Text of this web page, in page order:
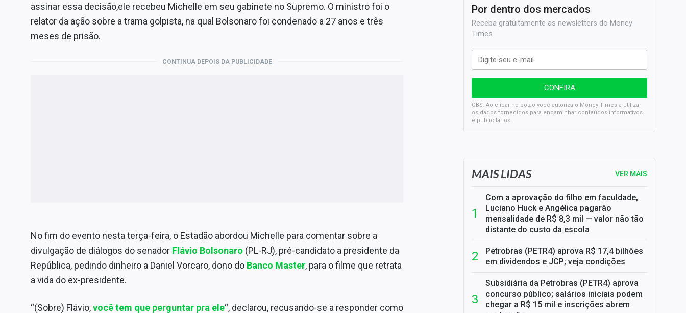
assinar essa decisão,ele recebeu Michelle em seu gabinete no Supremo. O ministro foi o
relator da ação sobre a trama golpista, na qual Bolsonaro foi condenado a 27 anos e três
meses de prisão.
CONTINUA DEPOIS DA PUBLICIDADE
No fim do evento nesta terça-feira, o Estadão abordou Michelle para comentar sobre a
divulgação de diálogos do senador Flávio Bolsonaro (PL-RJ), pré-candidato a presidente da
República, pedindo dinheiro a Daniel Vorcaro, dono do Banco Master, para o filme que retrata
a vida do ex-presidente.
“(Sobre) Flávio,você tem que perguntar pra ele“, declarou, recusando-se a responder como
Por dentro dos mercados
Receba gratuitamente as newsletters do Money
Times
OBS: Ao clicar no botão você autoriza o Money Times a utilizar
os dados fornecidos para encaminhar conteúdos informativos
e publicitários.
SELIC em 14%: A repercussão da decisão sobre os JUROS
MAIS LIDAS VER MAIS
Com a aprovação do filho em faculdade,
Luciano Huck e Angélica pagarão
mensalidade de R$ 8,3 mil — valor não tão
distante do custo da escola
Petrobras (PETR4) aprova R$ 17,4 bilhões
em dividendos e JCP; veja condições
Subsidiária da Petrobras (PETR4) aprova
concurso público; salários iniciais podem
chegar a R$ 15 mil e inscrições abrem